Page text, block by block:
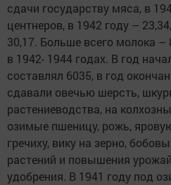
сдачи государству мяса, в
центнеров, в 1942 году –
30,17. Больше всего молока –
в 1942- 1944 годах. В год
составлял 6035, в год
сдавали овечью шерсть,
растениеводства, на
озимые пшеницу, рожь,
гречиху, вику на зерно,
растений и повышения
удобрения. В 1941 году под